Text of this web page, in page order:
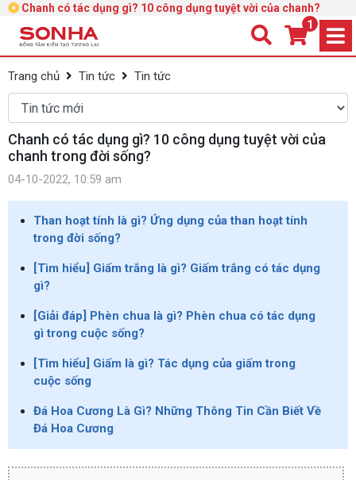
Chanh có tác dụng gì? 10 công dụng tuyệt vời của chanh?
1
Trang chủ Tin tức Tin tức
Chanh có tác dụng gì? 10 công dụng tuyệt vời của
chanh trong đời sống?
04-10-2022, 10:59 am
Than hoạt tính là gì? Ứng dụng của than hoạt tính
trong đời sống?
[Tìm hiểu] Giấm trắng là gì? Giấm trắng có tác dụng
gì?
[Giải đáp] Phèn chua là gì? Phèn chua có tác dụng
gì trong cuộc sống?
[Tìm hiểu] Giấm là gì? Tác dụng của giấm trong
cuộc sống
Đá Hoa Cương Là Gì? Những Thông Tin Cần Biết Về
Đá Hoa Cương